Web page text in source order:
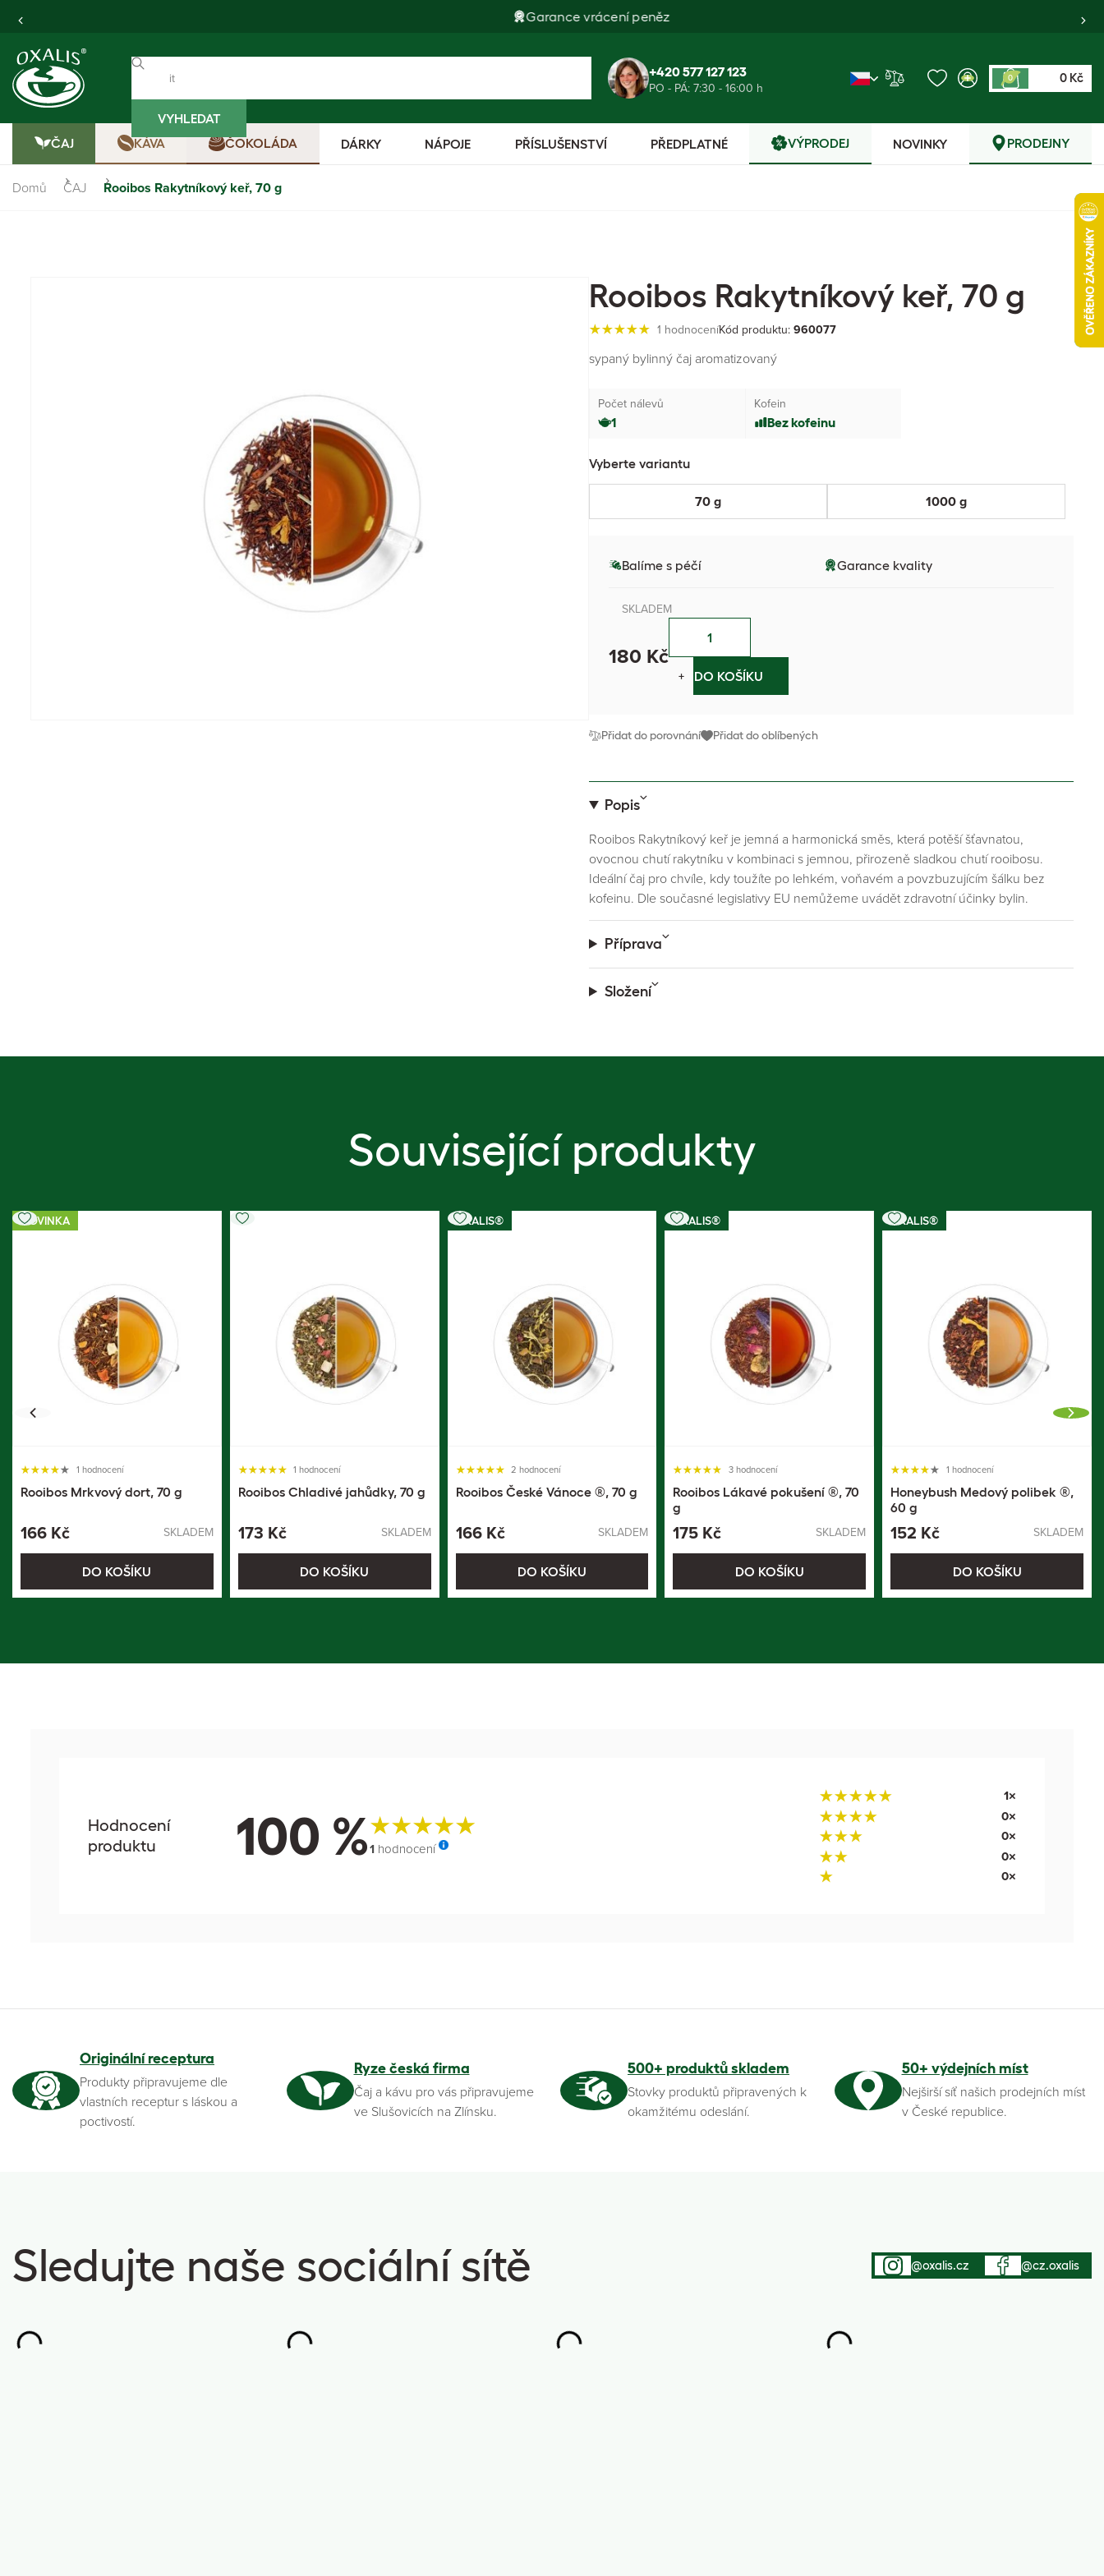
Garance vrácení peněz
VYHLEDAT
+420 577 127 123
PO - PÁ: 7:30 - 16:00 h
0 0 Kč
ČAJ KÁVA ČOKOLÁDA DÁRKY NÁPOJE PŘÍSLUŠENSTVÍ PŘEDPLATNÉ VÝPRODEJ NOVINKY PRODEJNY
Domů ČAJ Rooibos Rakytníkový keř, 70 g
Rooibos Rakytníkový keř, 70 g
1 hodnoceníKód produktu: 960077
sypaný bylinný čaj aromatizovaný
Počet nálevů
1
Kofein
Bez kofeinu
Vyberte variantu
70 g 1000 g
Balíme s péčí Garance kvality
SKLADEM
180 Kč
−
+ DO KOŠÍKU
Přidat do porovnání Přidat do oblíbených
Popis
Rooibos Rakytníkový keř je jemná a harmonická směs, která potěší šťavnatou,
ovocnou chutí rakytníku v kombinaci s jemnou, přirozeně sladkou chutí rooibosu.
Ideální čaj pro chvíle, kdy toužíte po lehkém, voňavém a povzbuzujícím šálku bez
kofeinu. Dle současné legislativy EU nemůžeme uvádět zdravotní účinky bylin.
Příprava
Složení
Související produkty
NOVINKA
1 hodnocení
Rooibos Mrkvový dort, 70 g
166 Kč SKLADEM
DO KOŠÍKU
1 hodnocení
Rooibos Chladivé jahůdky, 70 g
173 Kč SKLADEM
DO KOŠÍKU
OXALIS®
2 hodnocení
Rooibos České Vánoce ®, 70 g
166 Kč SKLADEM
DO KOŠÍKU
OXALIS®
3 hodnocení
Rooibos Lákavé pokušení ®, 70
g
175 Kč SKLADEM
DO KOŠÍKU
OXALIS®
1 hodnocení
Honeybush Medový polibek ®,
60 g
152 Kč SKLADEM
DO KOŠÍKU
Hodnocení
produktu
100 %1 hodnocení
1×
0×
0×
0×
0×
Originální receptura
Produkty připravujeme dle
vlastních receptur s láskou a
poctivostí.
Ryze česká firma
Čaj a kávu pro vás připravujeme
ve Slušovicích na Zlínsku.
500+ produktů skladem
Stovky produktů připravených k
okamžitému odeslání.
50+ výdejních míst
Nejširší síť našich prodejních míst
v České republice.
Sledujte naše sociální sítě @oxalis.cz @cz.oxalis